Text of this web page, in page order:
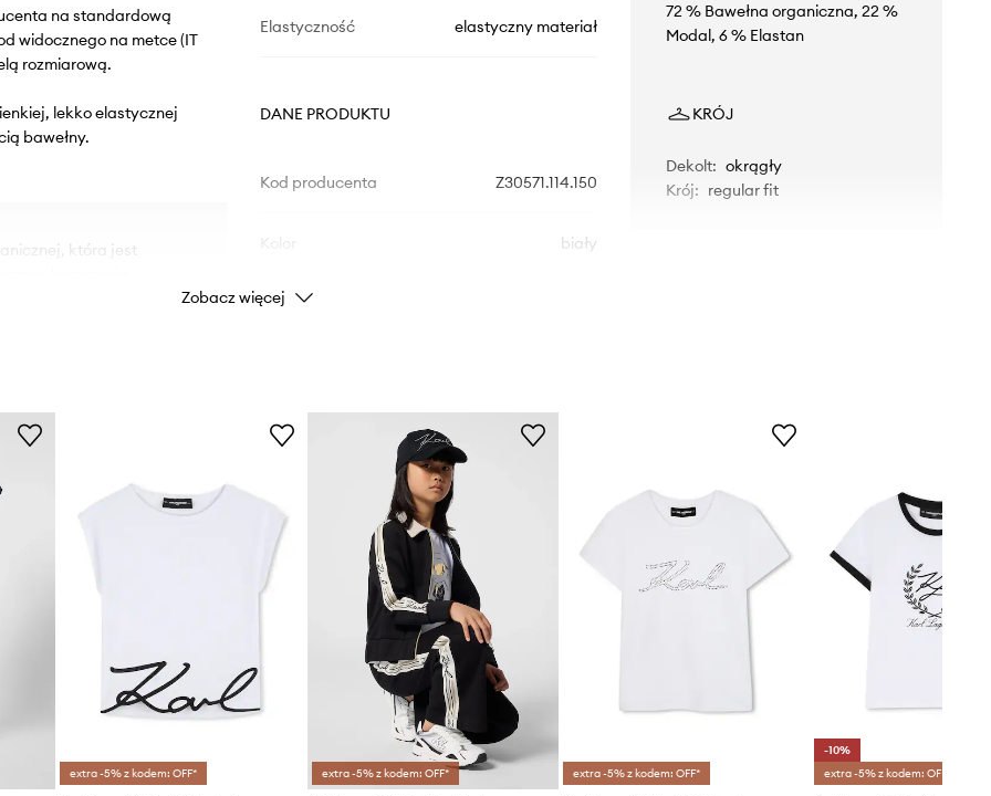
na standardową
widocznego na metce (IT
rozmiarową.
lekko elastycznej
bawełny.
która jest
Elastyczność elastyczny materiał
DANE PRODUKTU
Kod producenta Z30571.114.150
biały
Marka
ID Produktu
72 % Bawełna organiczna, 22 %
Modal, 6 % Elastan
KRÓJ
Dekolt: okrągły
Krój: regular fit
Zobacz więcej
extra -5% z kodem: OFF* extra -5% z kodem: OFF* extra -5% z kodem: OFF*
-10%
extra -5% z kodem: OFF*